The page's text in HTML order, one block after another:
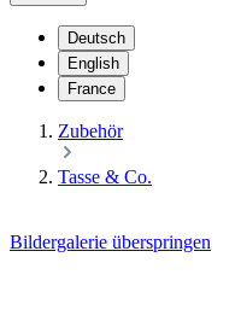
Deutsch
English
France
Zubehör
Tasse & Co.
Bildergalerie überspringen